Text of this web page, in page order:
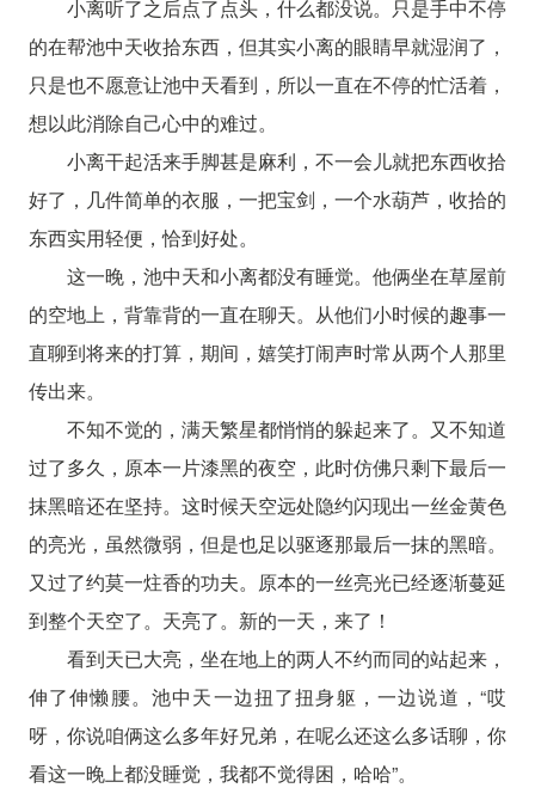
小离听了之后点了点头，什么都没说。只是手中不停
的在帮池中天收拾东西，但其实小离的眼睛早就湿润了，
只是也不愿意让池中天看到，所以一直在不停的忙活着，
想以此消除自己心中的难过。
小离干起活来手脚甚是麻利，不一会儿就把东西收拾
好了，几件简单的衣服，一把宝剑，一个水葫芦，收拾的
东西实用轻便，恰到好处。
这一晚，池中天和小离都没有睡觉。他俩坐在草屋前
的空地上，背靠背的一直在聊天。从他们小时候的趣事一
直聊到将来的打算，期间，嬉笑打闹声时常从两个人那里
传出来。
不知不觉的，满天繁星都悄悄的躲起来了。又不知道
过了多久，原本一片漆黑的夜空，此时仿佛只剩下最后一
抹黑暗还在坚持。这时候天空远处隐约闪现出一丝金黄色
的亮光，虽然微弱，但是也足以驱逐那最后一抹的黑暗。
又过了约莫一炷香的功夫。原本的一丝亮光已经逐渐蔓延
到整个天空了。天亮了。新的一天，来了！
看到天已大亮，坐在地上的两人不约而同的站起来，
伸了伸懒腰。池中天一边扭了扭身躯，一边说道，“哎
呀，你说咱俩这么多年好兄弟，在呢么还这么多话聊，你
看这一晚上都没睡觉，我都不觉得困，哈哈”。